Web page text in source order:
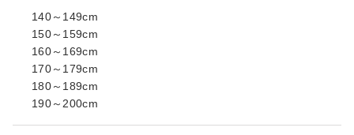
140～149cm
150～159cm
160～169cm
170～179cm
180～189cm
190～200cm